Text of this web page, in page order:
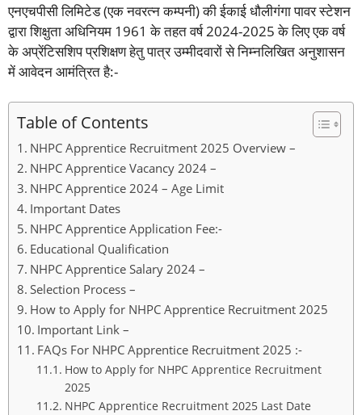
एनएचपीसी लिमिटेड (एक नवरत्न कम्पनी) की ईकाई धौलीगंगा पावर स्टेशन
द्वारा शिक्षुता अधिनियम 1961 के तहत वर्ष 2024-2025 के लिए एक वर्ष
के अप्रेंटिसशिप प्रशिक्षण हेतु पात्र उम्मीदवारों से निम्नलिखित अनुशासन
में आवेदन आमंत्रित है:-
Table of Contents
NHPC Apprentice Recruitment 2025 Overview –
NHPC Apprentice Vacancy 2024 –
NHPC Apprentice 2024 – Age Limit
Important Dates
NHPC Apprentice Application Fee:-
Educational Qualification
NHPC Apprentice Salary 2024 –
Selection Process –
How to Apply for NHPC Apprentice Recruitment 2025
Important Link –
FAQs For NHPC Apprentice Recruitment 2025 :-
How to Apply for NHPC Apprentice Recruitment
2025
NHPC Apprentice Recruitment 2025 Last Date